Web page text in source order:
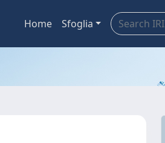
Home Sfoglia